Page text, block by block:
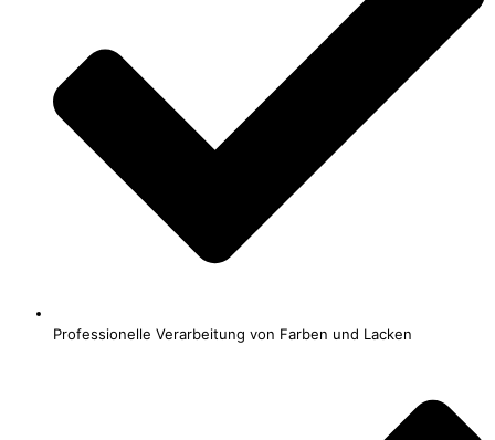
Professionelle Verarbeitung von Farben und Lacken